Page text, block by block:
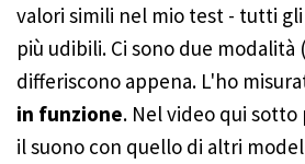
valori simili nel mio test - tutti
più udibili. Ci sono due modalità
differiscono appena. L'ho
in funzione. Nel video qui
il suono con quello di altri